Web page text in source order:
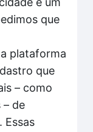
que
plataforma
que
– como
– de
Essas